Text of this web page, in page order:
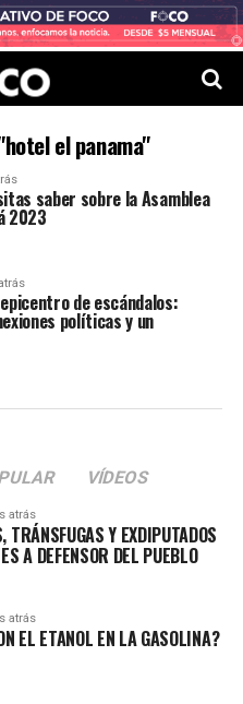
el panama"
saber sobre la Asamblea
2023
de escándalos:
políticas y un
VÍDEOS
atrás
TRÁNSFUGAS Y EXDIPUTADOS
A DEFENSOR DEL PUEBLO
atrás
EL ETANOL EN LA GASOLINA?